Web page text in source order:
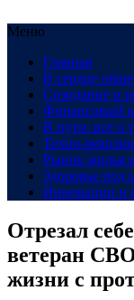
Меню
Главная
В сердце
Созидание и
Финансовый
В пути: все о
Техно-
Рынок жилья
Здоровье под
Инновации и
Отрезал
ветеран
жизни с